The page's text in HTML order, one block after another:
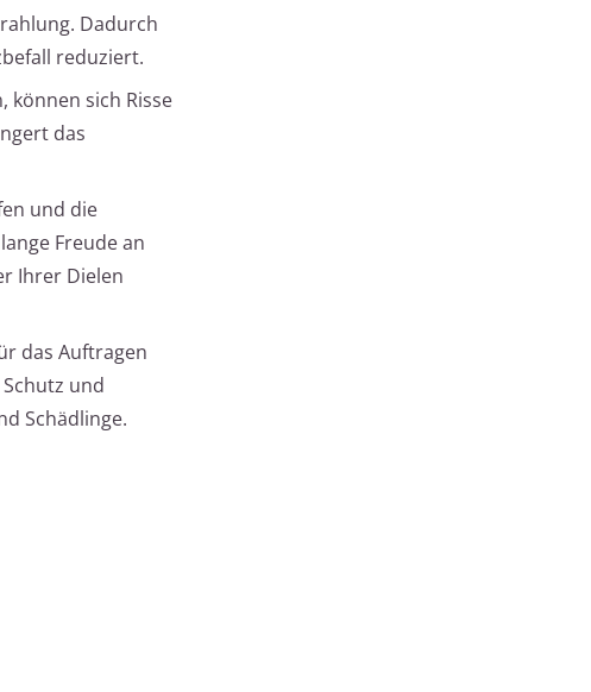
Dadurch
reduziert.
können sich Risse
das
und die
Freude an
Ihrer Dielen
das Auftragen
und
Schädlinge.